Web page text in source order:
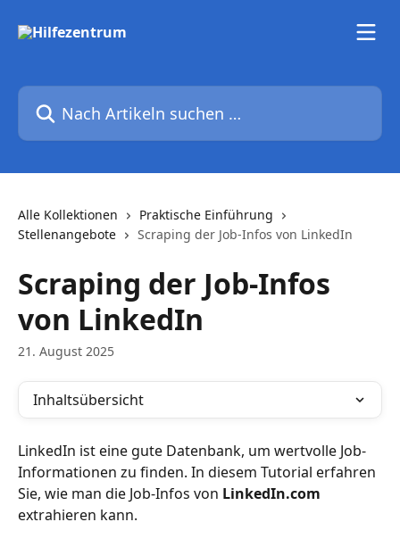
Nach Artikeln suchen …
Alle Kollektionen
Praktische Einführung
Stellenangebote
Scraping der Job-Infos von LinkedIn
Scraping der Job-Infos
von LinkedIn
21. August 2025
Inhaltsübersicht
LinkedIn ist eine gute Datenbank, um wertvolle Job-
Informationen zu finden. In diesem Tutorial erfahren
Sie, wie man die Job-Infos von LinkedIn.com
extrahieren kann.